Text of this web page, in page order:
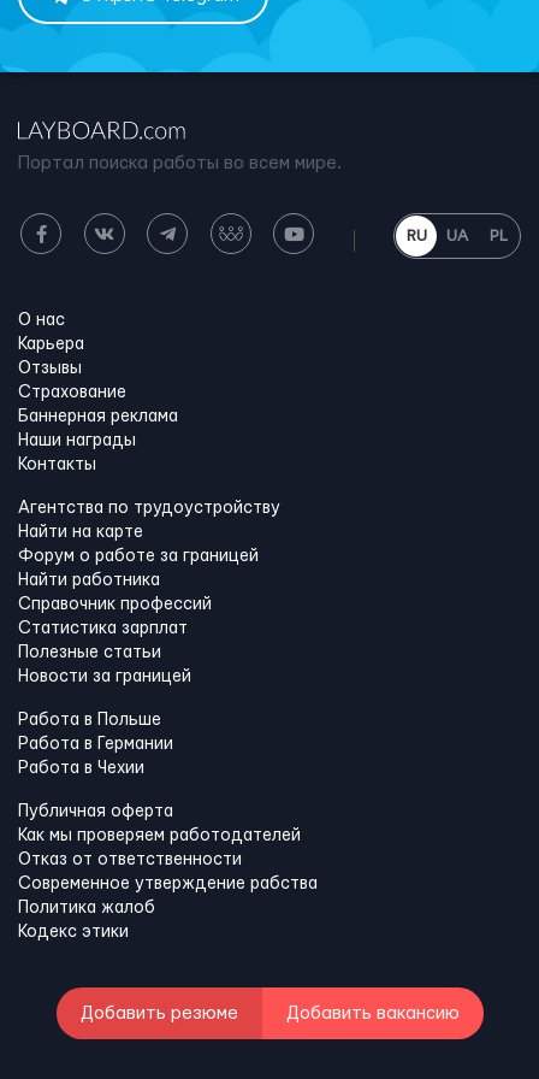
Портал поиска работы во всем мире.
RU UA PL
О нас
Карьера
Отзывы
Страхование
Баннерная реклама
Наши награды
Контакты
Агентства по трудоустройству
Найти на карте
Форум о работе за границей
Найти работника
Справочник профессий
Статистика зарплат
Полезные статьи
Новости за границей
Работа в Польше
Работа в Германии
Работа в Чехии
Публичная оферта
Как мы проверяем работодателей
Отказ от ответственности
Современное утверждение рабства
Политика жалоб
Кодекс этики
Добавить резюме Добавить вакансию